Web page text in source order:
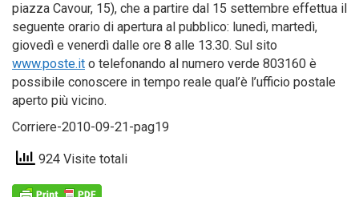
piazza Cavour, 15), che a partire dal 15 settembre effettua il
seguente orario di apertura al pubblico: lunedì, martedì,
giovedì e venerdì dalle ore 8 alle 13.30. Sul sito
www.poste.it o telefonando al numero verde 803160 è
possibile conoscere in tempo reale qual’è l’ufficio postale
aperto più vicino.
Corriere-2010-09-21-pag19
924 Visite totali